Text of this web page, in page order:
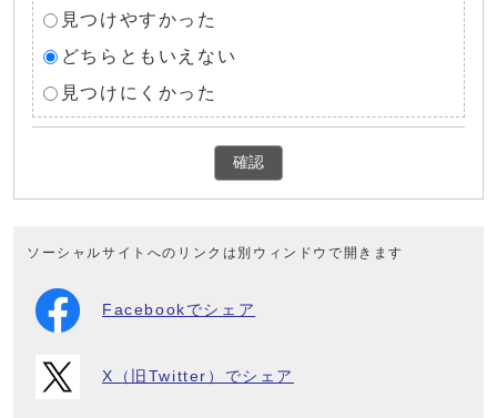
見つけやすかった
どちらともいえない
見つけにくかった
確認
ソーシャルサイトへのリンクは別ウィンドウで開きます
Facebookでシェア
X（旧Twitter）でシェア